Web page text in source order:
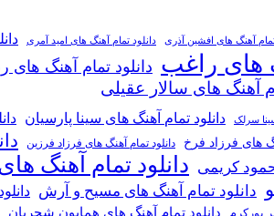
تمام آهنگ های افشین آذری دانلود تمام آهنگ های امید آمری
های راغب دانلود تمام آهنگ های
آهنگ های سالار عقیلی
سرلک دانلود تمام آهنگ های سینا پارسیان
های فرزاد فرخ دانلود تمام آهنگ های فرزاد فرزین
کریمی دانلود تمام آهنگ
دانلود تمام آهنگ های مسیح و آرش
پورکرم دانلود تمام آهنگ های همایون شجریان